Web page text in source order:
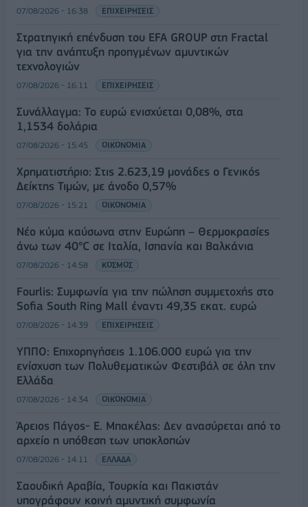
07/08/2026 - 16:38 ΕΠΙΧΕΙΡΗΣΕΙΣ
Στρατηγική επένδυση του EFA GROUP στη Fractal
για την ανάπτυξη προηγμένων αμυντικών
τεχνολογιών
07/08/2026 - 16:11 ΕΠΙΧΕΙΡΗΣΕΙΣ
Συνάλλαγμα: Το ευρώ ενισχύεται 0,08%, στα
1,1534 δολάρια
07/08/2026 - 15:45 ΟΙΚΟΝΟΜΙΑ
Χρηματιστήριο: Στις 2.623,19 μονάδες ο Γενικός
Δείκτης Τιμών, με άνοδο 0,57%
07/08/2026 - 15:21 ΟΙΚΟΝΟΜΙΑ
Νέο κύμα καύσωνα στην Ευρώπη – Θερμοκρασίες
άνω των 40°C σε Ιταλία, Ισπανία και Βαλκάνια
07/08/2026 - 14:58 ΚΟΣΜΟΣ
Fourlis: Συμφωνία για την πώληση συμμετοχής στο
Sofia South Ring Mall έναντι 49,35 εκατ. ευρώ
07/08/2026 - 14:39 ΕΠΙΧΕΙΡΗΣΕΙΣ
ΥΠΠΟ: Επιχορηγήσεις 1.106.000 ευρώ για την
ενίσχυση των Πολυθεματικών Φεστιβάλ σε όλη την
Ελλάδα
07/08/2026 - 14:34 ΟΙΚΟΝΟΜΙΑ
Άρειος Πάγος- Ε. Μπακέλας: Δεν ανασύρεται από το
αρχείο η υπόθεση των υποκλοπών
07/08/2026 - 14:11 ΕΛΛΑΔΑ
Σαουδική Αραβία, Τουρκία και Πακιστάν
υπογράφουν κοινή αμυντική συμφωνία